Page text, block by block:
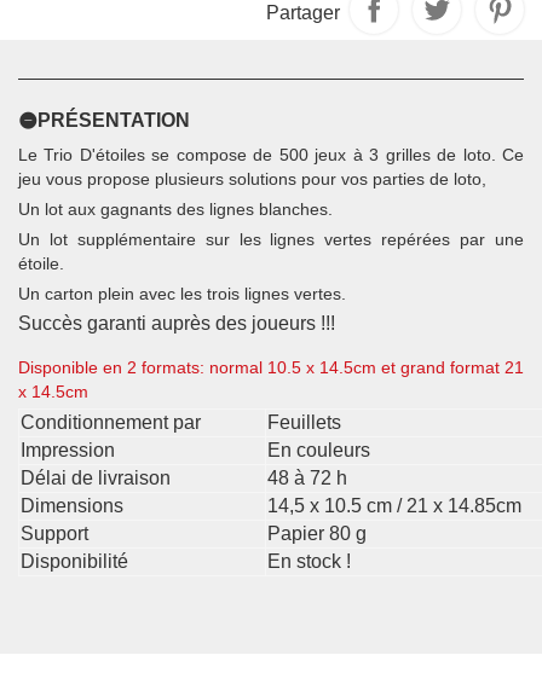
Partager
PRÉSENTATION
Le Trio D'étoiles se compose de 500 jeux à 3 grilles de loto. Ce
jeu vous propose plusieurs solutions pour vos parties de loto,
Un lot aux gagnants des lignes blanches.
Un lot supplémentaire sur les lignes vertes repérées par une
étoile.
Un carton plein avec les trois lignes vertes.
Succès garanti auprès des joueurs !!!
Disponible en 2 formats: normal 10.5 x 14.5cm et grand format 21
x 14.5cm
Conditionnement par
Feuillets
Impression
En couleurs
Délai de livraison
48 à 72 h
Dimensions
14,5 x 10.5 cm / 21 x 14.85cm
Support
Papier 80 g
Disponibilité
En stock !